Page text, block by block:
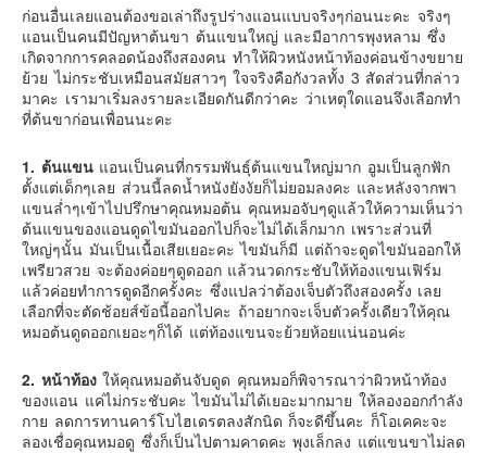
ก่อนอื่นเลยแอนต้องขอเล่าถึงรูปร่างแอนแบบจริงๆก่อนนะคะ จริงๆ
แอนเป็นคนมีปัญหาต้นขา ต้นแขนใหญ่ และมีอาการพุงหลาม ซึ่ง
เกิดจากการคลอดน้องถึงสองคน ทำให้ผิวหนังหน้าท้องค่อนข้างขยาย
ย้วย ไม่กระชับเหมือนสมัยสาวๆ ใจจริงคือกังวลทั้ง 3 สัดส่วนที่กล่าว
มาคะ เรามาเริ่มลงรายละเอียดกันดีกว่าคะ ว่าเหตุใดแอนจึงเลือกทำ
ที่ต้นขาก่อนเพื่อนนะคะ
1. ต้นแขนแอนเป็นคนที่กรรมพันธุ์ต้นแขนใหญ่มาก อูมเป็นลูกฟัก
ตั้งแต่เด็กๆเลย ส่วนนี้ลดน้ำหนังยังงัยก็ไม่ยอมลงคะ และหลังจากพา
แขนล่ำๆเข้าไปปรึกษาคุณหมอต้น คุณหมอจับๆดูแล้วให้ความเห็นว่า
ต้นแขนของแอนดูดไขมันออกไปก็จะไม่ได้เล็กมาก เพราะส่วนที่
ใหญ่ๆนั้น มันเป็นเนื้อเสียเยอะคะ ไขมันก็มี แต่ถ้าจะดูดไขมันออกให้
เพรียวสวย จะต้องค่อยๆดูดออก แล้วนวดกระชับให้ท้องแขนเฟิร์ม
แล้วค่อยทำการดูดอีกครั้งคะ ซึ่งแปลว่าต้องเจ็บตัวถึงสองครั้ง เลย
เลือกที่จะตัดช้อยส์ข้อนี้ออกไปคะ ถ้าอยากจะเจ็บตัวครั้งเดียวให้คุณ
หมอต้นดูดออกเยอะๆก็ได้ แต่ท้องแขนจะย้วยห้อยแน่นอนค่ะ
2. หน้าท้องให้คุณหมอต้นจับดูด คุณหมอก็พิจารณาว่าผิวหน้าท้อง
ของแอน แค่ไม่กระชับคะ ไขมันไม่ได้เยอะมากมาย ให้ลองออกกำลัง
กาย ลดการทานคาร์โบไฮเดรตลงสักนิด ก็จะดีขึ้นคะ ก็โอเคคะจะ
ลองเชื่อคุณหมอดู ซึ่งก็เป็นไปตามคาดคะ พุงเล็กลง แต่แขนขาไม่ลด